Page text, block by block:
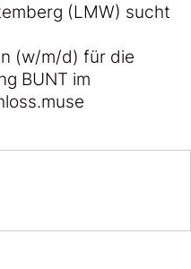
(LMW) sucht
(w/m/d) für die
BUNT im